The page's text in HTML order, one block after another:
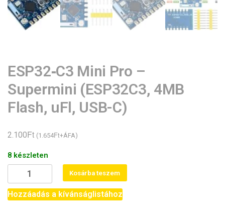
ESP32‑C3 Mini Pro –
Supermini (ESP32C3, 4MB
Flash, uFl, USB-C)
2.100Ft (1.654Ft+ÁFA)
8 készleten
ESP32‑C3
Mini
Pro
Kosárba teszem
Hozzáadás a kívánságlistához